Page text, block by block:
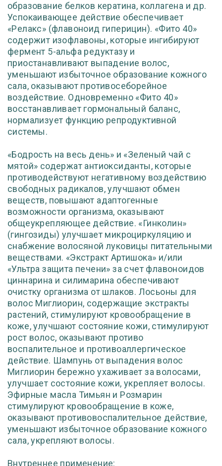
образование белков кератина, коллагена и др.
Успокаивающее действие обеспечивает
«Релакс» (флавоноид гиперицин). «Фито 40»
содержит изофлавоны, которые ингибируют
фермент 5-альфа редуктазу и
приостанавливают выпадение волос,
уменьшают избыточное образование кожного
сала, оказывают противосеборейное
воздействие. Одновременно «Фито 40»
восстанавливает гормональный баланс,
нормализует функцию репродуктивной
системы.
«Бодрость на весь день» и «Зеленый чай с
мятой» содержат антиоксиданты, которые
противодействуют негативному воздействию
свободных радикалов, улучшают обмен
веществ, повышают адаптогенные
возможности организма, оказывают
общеукрепляющее действие. «Гинколин»
(гингозиды) улучшает микроциркуляцию и
снабжение волосяной луковицы питательными
веществами. «Экстракт Артишока» и/или
«Ультра защита печени» за счет флавоноидов
циннарина и силимарина обеспечивают
очистку организма от шлаков. Лосьоны для
волос Миглиорин, содержащие экстракты
растений, стимулируют кровообращение в
коже, улучшают состояние кожи, стимулируют
рост волос, оказывают противо
воспалительное и противоаллергическое
действие. Шампунь от выпадения волос
Миглиорин бережно ухаживает за волосами,
улучшает состояние кожи, укрепляет волосы.
Эфирные масла Тимьян и Розмарин
стимулируют кровообращение в коже,
оказывают противовоспалительное действие,
уменьшают избыточное образование кожного
сала, укрепляют волосы.
Внутреннее применение: